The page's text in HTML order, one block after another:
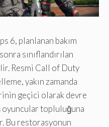
6, planlanan bakım
sınıflandırılan
Resmi Call of Duty
yakın zamanda
geçici olarak devre
oyuncular topluluğuna
Bu restorasyonun